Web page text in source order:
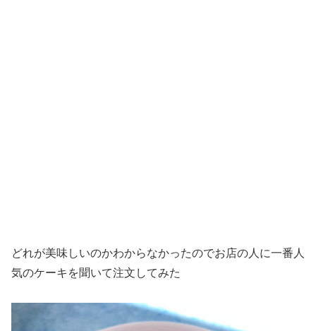
どれが美味しいのかわからなかったのでお店の人に一番人
気のケーキを聞いて注文してみた